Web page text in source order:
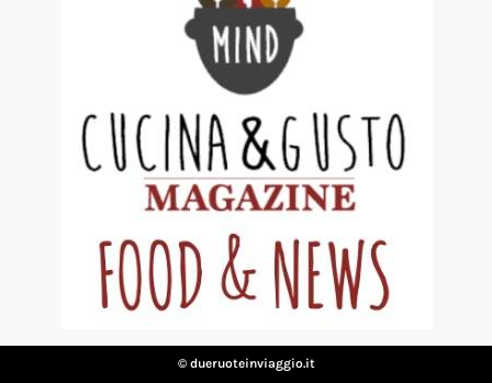
© dueruoteinviaggio.it